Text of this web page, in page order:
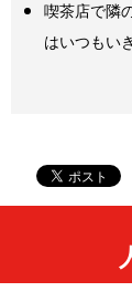
喫茶店で隣
はいつもい